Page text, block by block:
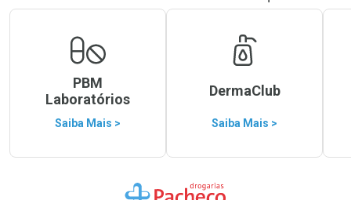
PBM
Laboratórios
Saiba Mais >
DermaClub
Saiba Mais >
Ir para a Home